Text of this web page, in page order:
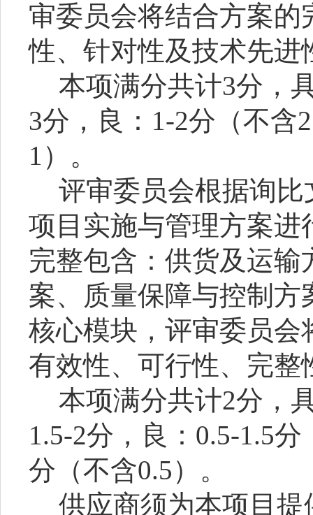
审委员会将结合方案
性、针对性及技术先进
本项满分共计3分，
3分，良： 1-2分（不含2
1）。
评审委员会根据询
项目实施与管理方案
完整包含：供货及运
案、质量保障与控制
核心模块，评审委员
有效性、可行性、完整
本项满分共计2分，
1.5-2分，良：0.5-1.5分
分（不含0.5）。
供应商须为本项目